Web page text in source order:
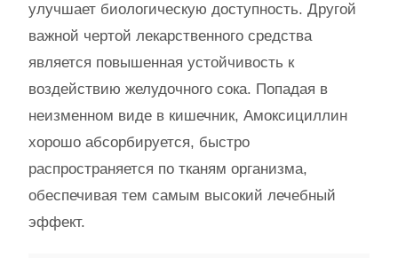
улучшает биологическую доступность. Другой
важной чертой лекарственного средства
является повышенная устойчивость к
воздействию желудочного сока. Попадая в
неизменном виде в кишечник, Амоксициллин
хорошо абсорбируется, быстро
распространяется по тканям организма,
обеспечивая тем самым высокий лечебный
эффект.